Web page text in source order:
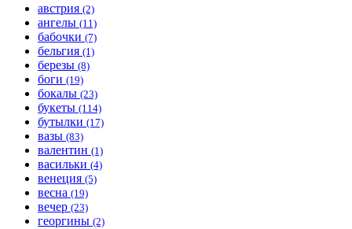
австрия (2)
ангелы (11)
бабочки (7)
бельгия (1)
березы (8)
боги (19)
бокалы (23)
букеты (114)
бутылки (17)
вазы (83)
валентин (1)
васильки (4)
венеция (5)
весна (19)
вечер (23)
георгины (2)